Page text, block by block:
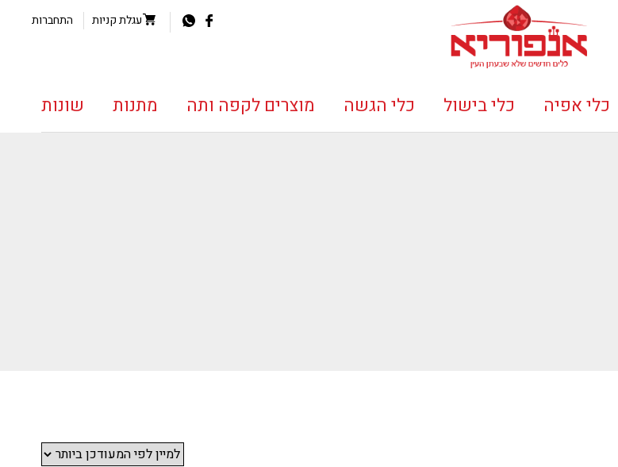
עגלת קניות התחברות
כלי אפיה כלי בישול כלי הגשה מוצרים לקפה ותה מתנות שונות